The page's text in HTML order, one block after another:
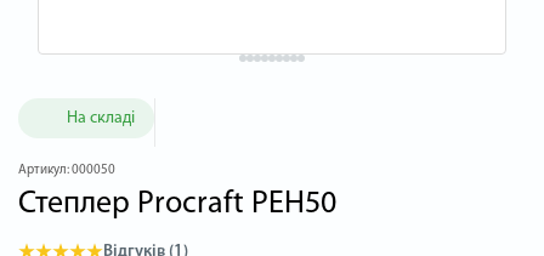
На складі
Артикул:000050
Степлер Procraft PEH50
Відгуків (1)